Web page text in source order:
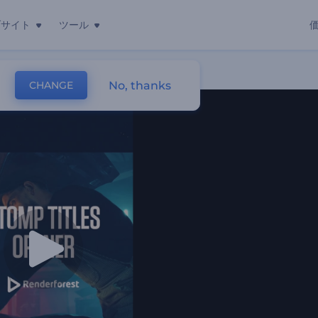
イト ツール
CHANGE No, thanks